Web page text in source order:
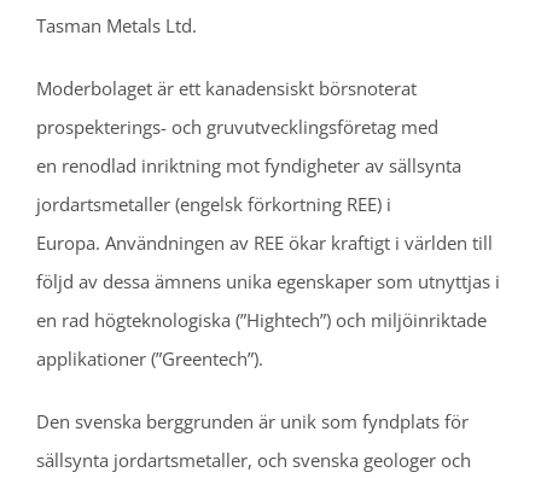
Tasman Metals Ltd.
Moderbolaget är ett kanadensiskt börsnoterat
prospekterings- och gruvutvecklingsföretag med
en renodlad inriktning mot fyndigheter av sällsynta
jordartsmetaller (engelsk förkortning REE) i
Europa. Användningen av REE ökar kraftigt i världen till
följd av dessa ämnens unika egenskaper som utnyttjas i
en rad högteknologiska (”Hightech”) och miljöinriktade
applikationer (”Greentech”).
Den svenska berggrunden är unik som fyndplats för
sällsynta jordartsmetaller, och svenska geologer och